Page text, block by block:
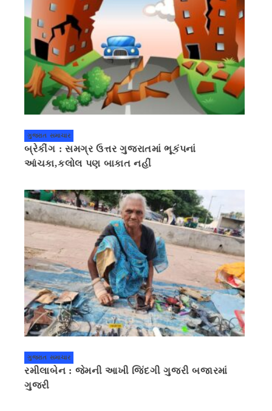
ગુજરાત સમાચાર
બ્રેકીંગ : સમગ્ર ઉત્તર ગુજરાતમાં ભૂકંપનાં
આંચકા,કલોલ પણ બાકાત નહીં
ગુજરાત સમાચાર
રમીલાબેન : જેમની આખી જિંદગી ગુજરી બજારમાં
ગુજરી